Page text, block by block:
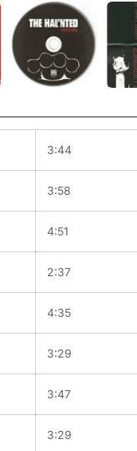
3:44
3:58
4:51
2:37
4:35
3:29
3:47
3:29